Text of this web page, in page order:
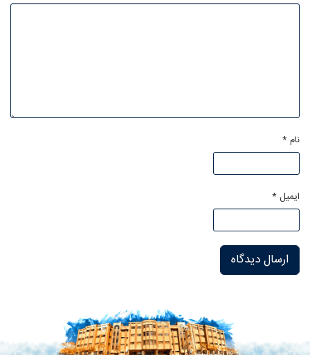
نام*
ایمیل*